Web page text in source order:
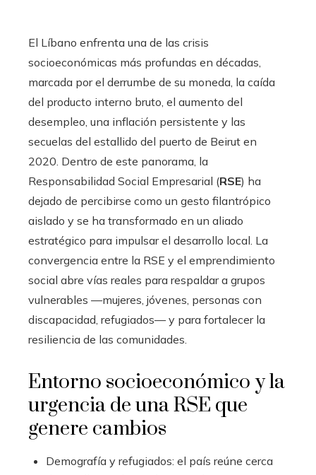
El Líbano enfrenta una de las crisis
socioeconómicas más profundas en décadas,
marcada por el derrumbe de su moneda, la caída
del producto interno bruto, el aumento del
desempleo, una inflación persistente y las
secuelas del estallido del puerto de Beirut en
2020. Dentro de este panorama, la
Responsabilidad Social Empresarial (RSE) ha
dejado de percibirse como un gesto filantrópico
aislado y se ha transformado en un aliado
estratégico para impulsar el desarrollo local. La
convergencia entre la RSE y el emprendimiento
social abre vías reales para respaldar a grupos
vulnerables —mujeres, jóvenes, personas con
discapacidad, refugiados— y para fortalecer la
resiliencia de las comunidades.
Entorno socioeconómico y la
urgencia de una RSE que
genere cambios
Demografía y refugiados: el país reúne cerca